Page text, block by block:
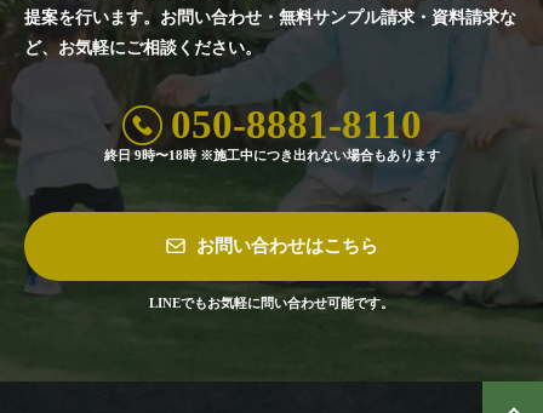
提案を行います。 お問い合わせ・無料サンプル請求・資料請求な
ど、お気軽にご相談ください。
050-8881-8110
終日 9時〜18時 ※施工中につき出れない場合もあります
お問い合わせはこちら
LINEでもお気軽に問い合わせ可能です。